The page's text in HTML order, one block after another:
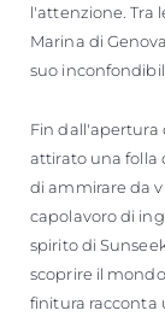
l'attenzione. Tra
Marina di
suo
Fin dall'apertura
attirato una folla
di ammirare da
capolavoro di
spirito di
scoprire il
finitura racconta